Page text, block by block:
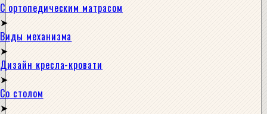
С ортопедическим матрасом
Виды механизма
Дизайн кресла-кровати
Со столом